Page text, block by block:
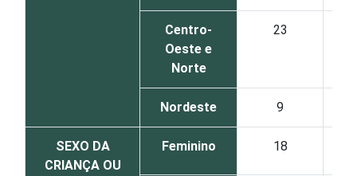
Centro-
Oeste e
Norte
23
Nordeste 9
SEXO DA
CRIANÇA OU
Feminino 18